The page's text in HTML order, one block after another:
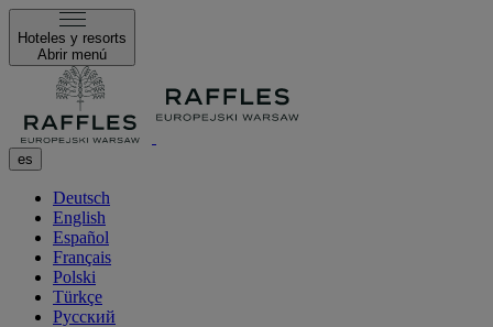
Hoteles y resorts
Abrir menú
es
Deutsch
English
Español
Français
Polski
Türkçe
Русский